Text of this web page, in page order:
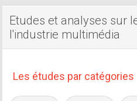
Etudes et analyses sur
l'industrie multimédia
Les études par catégories